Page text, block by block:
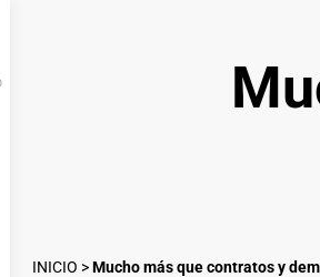
INICIO >Mucho más que contratos y